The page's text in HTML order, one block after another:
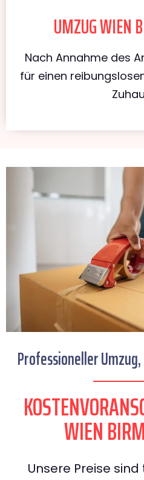
UMZUG WIEN
Nach Annahme des
für einen
Professioneller
WIEN
Unsere Preise